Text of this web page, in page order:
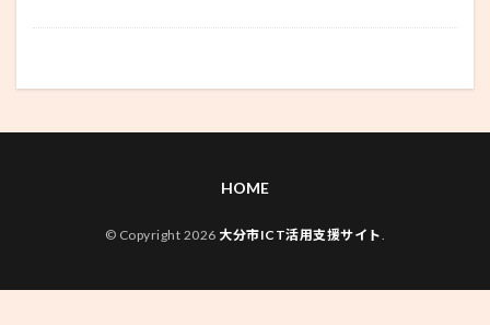
HOME
© Copyright 2026 大分市ICT活用支援サイト.